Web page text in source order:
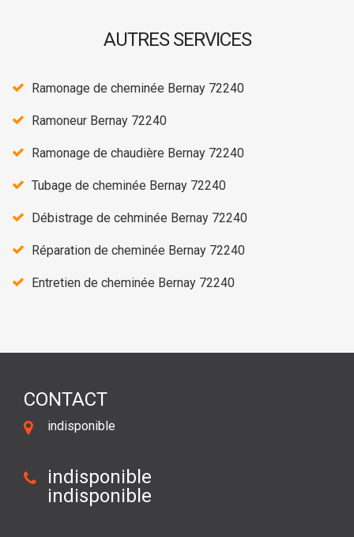
AUTRES SERVICES
Ramonage de cheminée Bernay 72240
Ramoneur Bernay 72240
Ramonage de chaudière Bernay 72240
Tubage de cheminée Bernay 72240
Débistrage de cehminée Bernay 72240
Réparation de cheminée Bernay 72240
Entretien de cheminée Bernay 72240
CONTACT
indisponible
indisponible
indisponible